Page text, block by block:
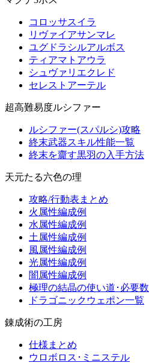
コロッサスイラ
リヴァイアサンマレ
ユグドラシルアルボス
ティアマトアウラ
シュヴァリエクレド
セレストアーテル
超高難易度ルシファー
ルシファー(スパルシ)攻略
終末武器スキル性能一覧
終末を齎す黒羽の入手方法
天元たる六色の理
攻略/行動表まとめ
火属性編成例
水属性編成例
土属性編成例
風属性編成例
光属性編成例
闇属性編成例
極理の結晶の使い道･必要数
ドラゴニックウェポン一覧
錬成術の工房
仕様まとめ
ウロボロス･ミニステル